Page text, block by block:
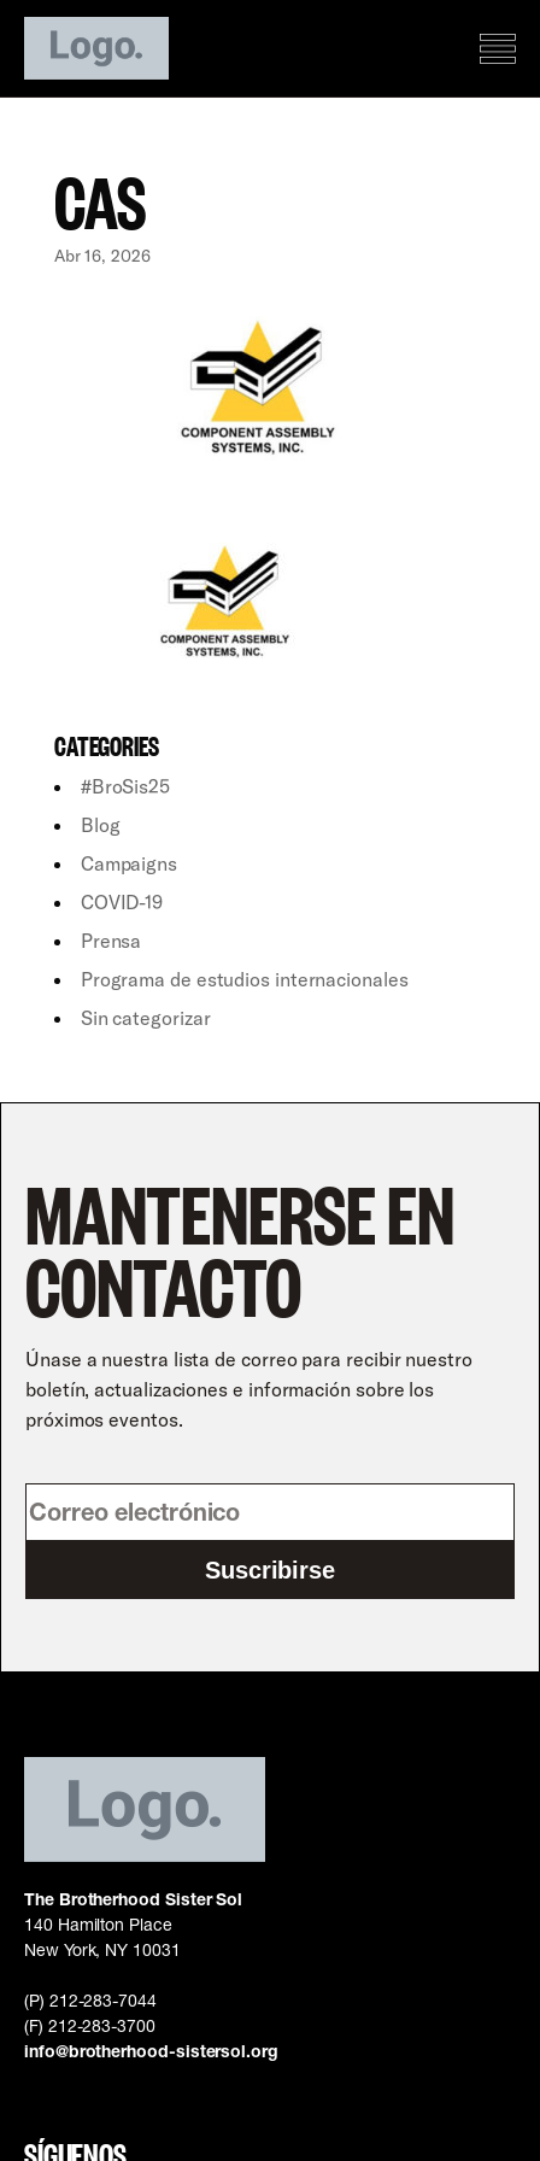
CAS
Abr 16, 2026
CATEGORIES
#BroSis25
Blog
Campaigns
COVID-19
Prensa
Programa de estudios internacionales
Sin categorizar
MANTENERSE EN
CONTACTO
Únase a nuestra lista de correo para recibir nuestro
boletín, actualizaciones e información sobre los
próximos eventos.
Suscribirse
The Brotherhood Sister Sol
140 Hamilton Place
New York, NY 10031
(P) 212-283-7044
(F) 212-283-3700
info@brotherhood-sistersol.org